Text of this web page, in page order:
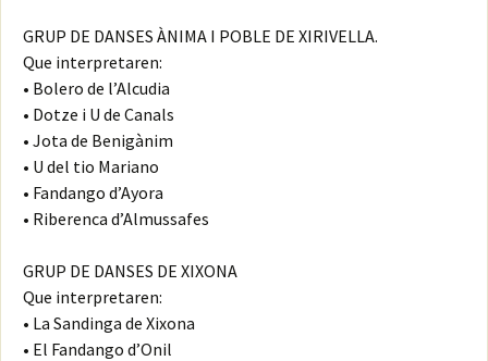
GRUP DE DANSES ÀNIMA I POBLE DE XIRIVELLA.
Que interpretaren:
• Bolero de l’Alcudia
• Dotze i U de Canals
• Jota de Benigànim
• U del tio Mariano
• Fandango d’Ayora
• Riberenca d’Almussafes
GRUP DE DANSES DE XIXONA
Que interpretaren:
• La Sandinga de Xixona
• El Fandango d’Onil